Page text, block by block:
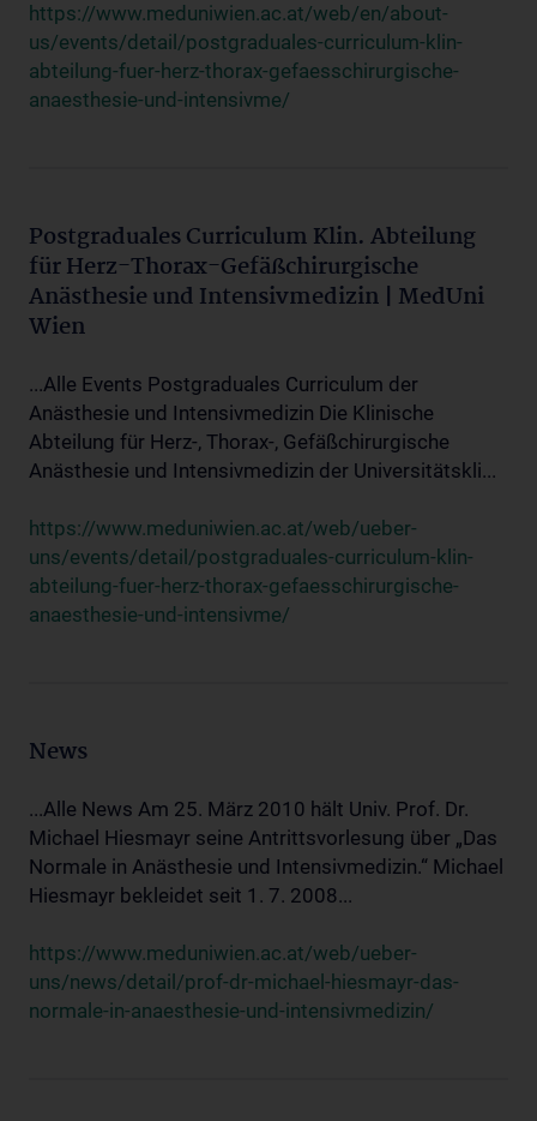
https://www.meduniwien.ac.at/web/en/about-
us/events/detail/postgraduales-curriculum-klin-
abteilung-fuer-herz-thorax-gefaesschirurgische-
anaesthesie-und-intensivme/
Postgraduales Curriculum Klin. Abteilung
für Herz-Thorax-Gefäßchirurgische
Anästhesie und Intensivmedizin | MedUni
Wien
...Alle Events Postgraduales Curriculum der
Anästhesie und Intensivmedizin Die Klinische
Abteilung für Herz-, Thorax-, Gefäßchirurgische
Anästhesie und Intensivmedizin der Universitätskli...
https://www.meduniwien.ac.at/web/ueber-
uns/events/detail/postgraduales-curriculum-klin-
abteilung-fuer-herz-thorax-gefaesschirurgische-
anaesthesie-und-intensivme/
News
...Alle News Am 25. März 2010 hält Univ. Prof. Dr.
Michael Hiesmayr seine Antrittsvorlesung über „Das
Normale in Anästhesie und Intensivmedizin.“ Michael
Hiesmayr bekleidet seit 1. 7. 2008...
https://www.meduniwien.ac.at/web/ueber-
uns/news/detail/prof-dr-michael-hiesmayr-das-
normale-in-anaesthesie-und-intensivmedizin/